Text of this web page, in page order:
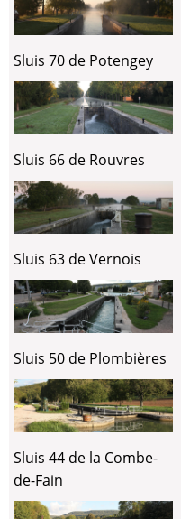
Sluis 70 de Potengey
Sluis 66 de Rouvres
Sluis 63 de Vernois
Sluis 50 de Plombières
Sluis 44 de la Combe-
de-Fain